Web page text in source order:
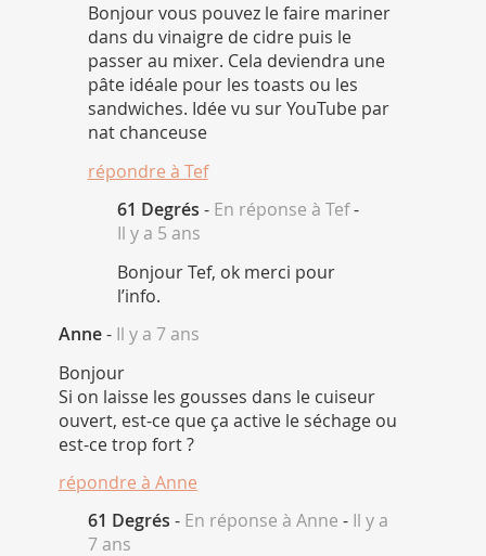
Bonjour vous pouvez le faire mariner
dans du vinaigre de cidre puis le
passer au mixer. Cela deviendra une
pâte idéale pour les toasts ou les
sandwiches. Idée vu sur YouTube par
nat chanceuse
répondre à Tef
61 Degrés - En réponse à Tef-
Il y a 5 ans
Bonjour Tef, ok merci pour
l’info.
Anne- Il y a 7 ans
Bonjour
Si on laisse les gousses dans le cuiseur
ouvert, est-ce que ça active le séchage ou
est-ce trop fort ?
répondre à Anne
61 Degrés - En réponse à Anne - Il y a
7 ans